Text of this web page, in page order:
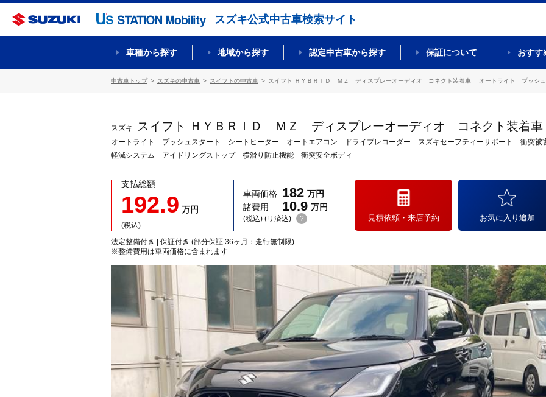
スズキ公式中古車検索サイト
車種から探す 地域から探す 認定中古車から探す 保証について おすす
中古車トップ スズキの中古車 スイフトの中古車 スイフト ＨＹＢＲＩＤ ＭＺ ディスプレーオーディオ コネクト装着車 オートライト プッシ
スズキ スイフト ＨＹＢＲＩＤ ＭＺ ディスプレーオーディオ コネクト装着車
オートライト プッシュスタート シートヒーター オートエアコン ドライブレコーダー スズキセーフティーサポート 衝突被
軽減システム アイドリングストップ 横滑り防止機能 衝突安全ボディ
支払総額
192.9 万円
(税込)
車両価格 182 万円
諸費用
10.9 万円
(税込) (リ済込) ?
法定整備付き | 保証付き (部分保証 36ヶ月：走行無制限)
※整備費用は車両価格に含まれます
見積依頼・来店予約 お気に入り追加